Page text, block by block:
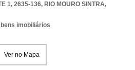
1, 2635-136, RIO MOURO SINTRA,
imobiliários
Ver no Mapa